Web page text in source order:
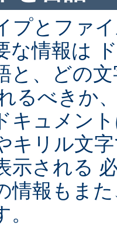
プとファ
な情報は
と、どの
るべきか
キュメン
キリル文
示される
情報もま